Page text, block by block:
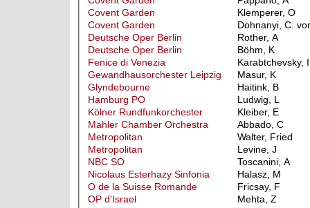
Covent Garden
Klemperer, O
Covent Garden
Dohnanyi, C.
Deutsche Oper Berlin
Rother, A
Deutsche Oper Berlin
Böhm, K
Fenice di Venezia
Karabtchevsky, I
Gewandhausorchester Leipzig
Masur, K
Glyndebourne
Haitink, B
Hamburg PO
Ludwig, L
Kölner Rundfunkorchester
Kleiber, E
Mahler Chamber Orchestra
Abbado, C
Metropolitan
Walter, Fried
Metropolitan
Levine, J
NBC SO
Toscanini, A
Nicolaus Esterhazy Sinfonia
Halasz, M
O de la Suisse Romande
Fricsay, F
OP d'Israel
Mehta, Z